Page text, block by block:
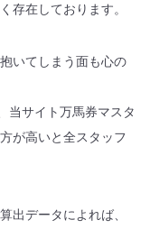
存在しております。
いてしまう面も心の
当サイト万馬券マスタ
が高いと全スタッフ
出データによれば、